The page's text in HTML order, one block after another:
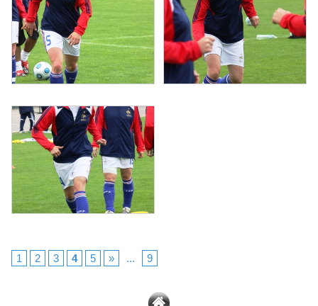
1 2 3 4 5 » ... 9